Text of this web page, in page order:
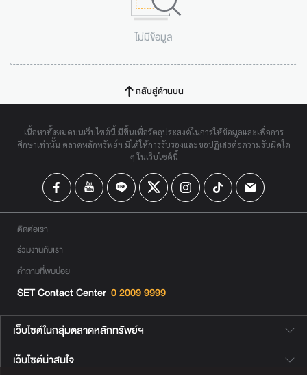
ไม่มีข้อมูล
กลับสู่ด้านบน
เนื้อหาทั้งหมดบนเว็บไซต์นี้ มีขึ้นเพื่อวัตถุประสงค์ในการให้ข้อมูลและเพื่อการ
ศึกษาเท่านั้น ตลาดหลักทรัพย์ฯ มิได้ให้การรับรองและขอปฏิเสธต่อความรับผิดใด
ๆ ในเว็บไซต์นี้
ติดต่อเรา
ร่วมงานกับเรา
คำถามที่พบบ่อย
SET Contact Center 0 2009 9999
เว็บไซต์ในกลุ่มตลาดหลักทรัพย์ฯ
เว็บไซต์น่าสนใจ